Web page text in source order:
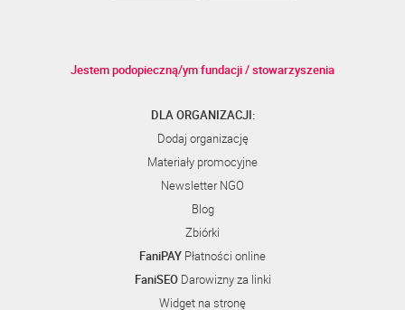
Jestem podopieczną/ym fundacji / stowarzyszenia
DLA ORGANIZACJI:
Dodaj organizację
Materiały promocyjne
Newsletter NGO
Blog
Zbiórki
FaniPAY Płatności online
FaniSEODarowizny za linki
Widget na stronę